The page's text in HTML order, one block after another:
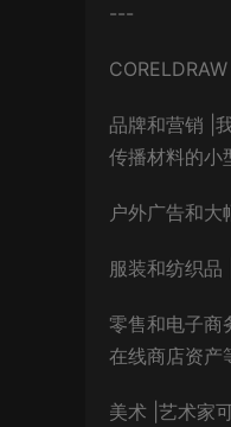
---
品牌和营销 |
传播材料的小
户外广告和大
服装和纺织品
零售和电子商
在线商店资产
美术 |艺术家